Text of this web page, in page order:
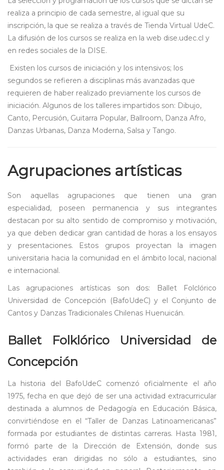
realiza a principio de cada semestre, al igual que su
inscripción, la que se realiza a través de Tienda Virtual UdeC.
La difusión de los cursos se realiza en la web dise.udec.cl y
en redes sociales de la DISE.
Existen los cursos de iniciación y los intensivos; los
segundos se refieren a disciplinas más avanzadas que
requieren de haber realizado previamente los cursos de
iniciación. Algunos de los talleres impartidos son: Dibujo,
Canto, Percusión, Guitarra Popular, Ballroom, Danza Afro,
Danzas Urbanas, Danza Moderna, Salsa y Tango.
Agrupaciones artísticas
Son aquellas agrupaciones que tienen una gran
especialidad, poseen permanencia y sus integrantes
destacan por su alto sentido de compromiso y motivación,
ya que deben dedicar gran cantidad de horas a los ensayos
y presentaciones. Estos grupos proyectan la imagen
universitaria hacia la comunidad en el ámbito local, nacional
e internacional.
Las agrupaciones artísticas son dos: Ballet Folclórico
Universidad de Concepción (BafoUdeC) y el Conjunto de
Cantos y Danzas Tradicionales Chilenas Huenuicán.
Ballet Folklórico Universidad de
Concepción
La historia del BafoUdeC comenzó oficialmente el año
1975, fecha en que dejó de ser una actividad extracurricular
destinada a alumnos de Pedagogía en Educación Básica,
convirtiéndose en el “Taller de Danzas Latinoamericanas”
formada por estudiantes de distintas carreras. Hasta 1981,
formó parte de la Dirección de Extensión, donde sus
actividades eran dirigidas no sólo a estudiantes, sino